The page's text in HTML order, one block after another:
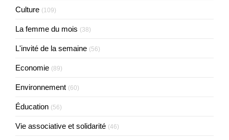
Culture (109)
La femme du mois (38)
L'invité de la semaine (56)
Economie (89)
Environnement (60)
Éducation (56)
Vie associative et solidarité (46)